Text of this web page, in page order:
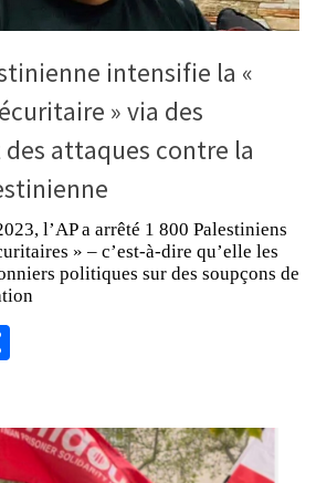
intensifie la «
» via des
attaques contre la
l’AP a arrêté 1 800 Palestiniens
» – c’est-à-dire qu’elle les
politiques sur des soupçons de